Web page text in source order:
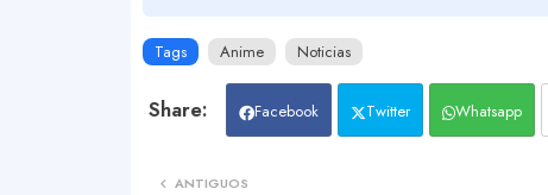
Tags Anime Noticias
Facebook Twitter Whatsapp
ANTIGUOS